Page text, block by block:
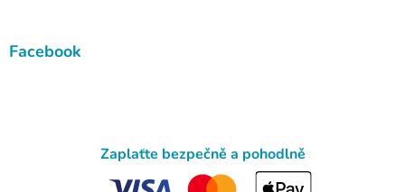
Facebook
Zaplaťte bezpečně a pohodlně